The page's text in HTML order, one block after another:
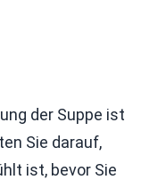
der Suppe ist
Sie darauf,
ist, bevor Sie